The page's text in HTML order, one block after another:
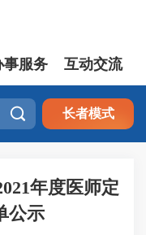
事服务 互动交流
 长者模式
年度医师定
公示